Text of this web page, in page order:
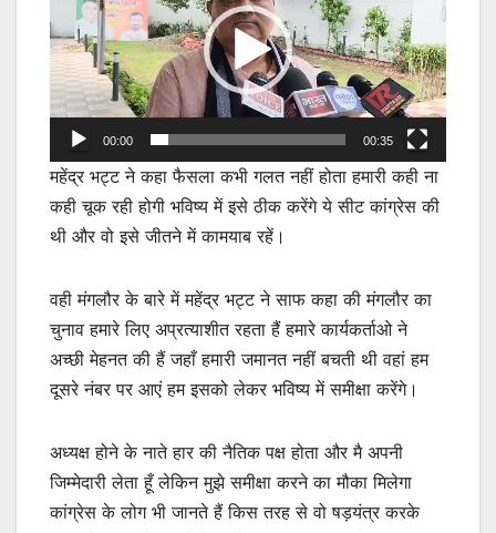
00:00 00:35
महेंद्र भट्ट ने कहा फैसला कभी गलत नहीं होता हमारी कही ना
कही चूक रही होगी भविष्य में इसे ठीक करेंगे ये सीट कांग्रेस की
थी और वो इसे जीतने में कामयाब रहें।
वही मंगलौर के बारे में महेंद्र भट्ट ने साफ कहा की मंगलौर का
चुनाव हमारे लिए अप्रत्याशीत रहता हैं हमारे कार्यकर्ताओ ने
अच्छी मेहनत की हैं जहाँ हमारी जमानत नहीं बचती थी वहां हम
दूसरे नंबर पर आएं हम इसको लेकर भविष्य में समीक्षा करेंगे।
अध्यक्ष होने के नाते हार की नैतिक पक्ष होता और मै अपनी
जिम्मेदारी लेता हूँ लेकिन मुझे समीक्षा करने का मौका मिलेगा
कांग्रेस के लोग भी जानते हैं किस तरह से वो षड़यंत्र करके